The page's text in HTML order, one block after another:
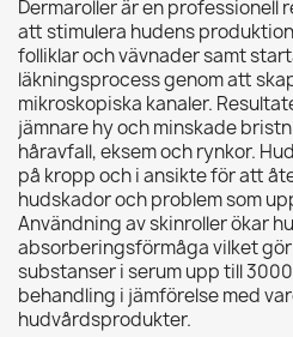
Dermaroller är en professionell
att stimulera hudens
folliklar och vävnader samt
läkningsprocess genom att
mikroskopiska kanaler.
jämnare hy och minskade
håravfall, eksem och rynkor.
på kropp och i ansikte för att
hudskador och problem som
Användning av skinroller ökar
absorberingsförmåga vilket
substanser i serum upp till
behandling i jämförelse med
hudvårdsprodukter.